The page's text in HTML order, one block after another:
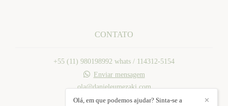
CONTATO
+55 (11) 980198992 whats / 114312-5154
Enviar mensagem
ola@danieleumezaki.com
Mogi das Cruzes / SP
✕
Olá, em que podemos ajudar? Sinta-se a